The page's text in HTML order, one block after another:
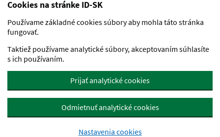
Preskočiť na hlavný obsah
Cookies na stránke ID-SK
Používame základné cookies súbory aby mohla táto stránka
fungovať.
Taktiež používame analytické súbory, akceptovaním súhlasíte
s ich používaním.
Prijať analytické cookies
Odmietnuť analytické cookies
Nastavenia cookies